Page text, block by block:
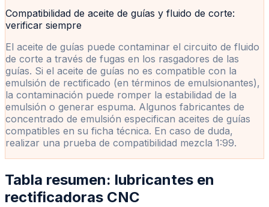
Compatibilidad de aceite de guías y fluido de corte:
verificar siempre
El aceite de guías puede contaminar el circuito de fluido
de corte a través de fugas en los rasgadores de las
guías. Si el aceite de guías no es compatible con la
emulsión de rectificado (en términos de emulsionantes),
la contaminación puede romper la estabilidad de la
emulsión o generar espuma. Algunos fabricantes de
concentrado de emulsión especifican aceites de guías
compatibles en su ficha técnica. En caso de duda,
realizar una prueba de compatibilidad mezcla 1:99.
Tabla resumen: lubricantes en
rectificadoras CNC